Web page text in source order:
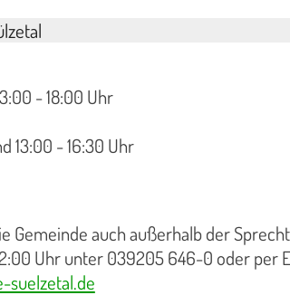
- 18:00 Uhr
13:00 - 16:30 Uhr
Gemeinde auch außerhalb der
Uhr unter 039205 646-0 oder per
suelzetal.de